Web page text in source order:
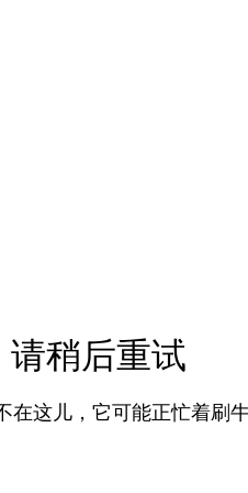
稍后重试
在这儿，它可能正忙着刷